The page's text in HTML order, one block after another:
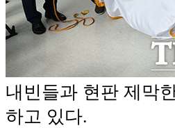
내빈들과 현판 제막
하고 있다.